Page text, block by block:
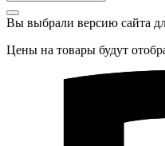
Вы выбрали версию сайта
Цены на товары будут